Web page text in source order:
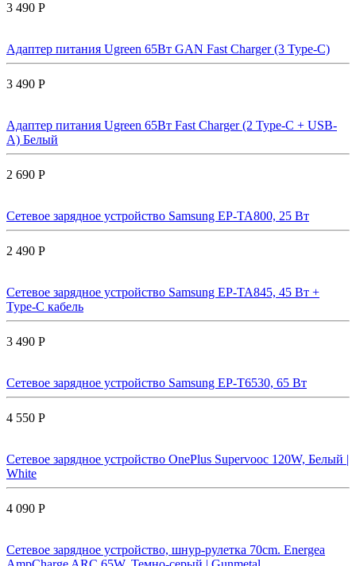
3 490 Р
Адаптер питания Ugreen 65Вт GAN Fast Charger (3 Type-C)
3 490 Р
Адаптер питания Ugreen 65Вт Fast Charger (2 Type-C + USB-
A) Белый
2 690 Р
Сетевое зарядное устройство Samsung EP-TA800, 25 Вт
2 490 Р
Сетевое зарядное устройство Samsung EP-TA845, 45 Вт +
Type-C кабель
3 490 Р
Сетевое зарядное устройство Samsung EP-T6530, 65 Вт
4 550 Р
Сетевое зарядное устройство OnePlus Supervooc 120W, Белый |
White
4 090 Р
Сетевое зарядное устройство, шнур-рулетка 70cm. Energea